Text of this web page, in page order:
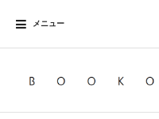
メニュー